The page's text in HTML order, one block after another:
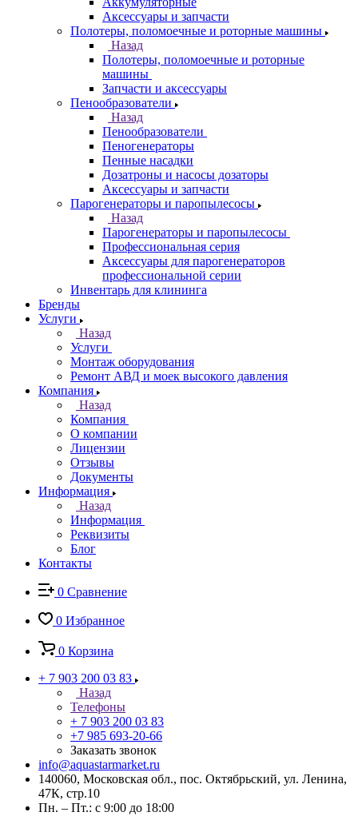
Аксессуары и запчасти
Полотеры, поломоечные и роторные машины
Назад
Полотеры, поломоечные и роторные
машины
Запчасти и аксессуары
Пенообразователи
Назад
Пенообразователи
Пеногенераторы
Пенные насадки
Дозатроны и насосы дозаторы
Аксессуары и запчасти
Парогенераторы и паропылесосы
Назад
Парогенераторы и паропылесосы
Профессиональная серия
Аксессуары для парогенераторов
профессиональной серии
Инвентарь для клининга
Бренды
Услуги
Назад
Услуги
Монтаж оборудования
Ремонт АВД и моек высокого давления
Компания
Назад
Компания
О компании
Лицензии
Отзывы
Документы
Информация
Назад
Информация
Реквизиты
Блог
Контакты
0 Сравнение
0 Избранное
0 Корзина
+ 7 903 200 03 83
Назад
Телефоны
+ 7 903 200 03 83
+7 985 693-20-66
Заказать звонок
info@aquastarmarket.ru
140060, Московская обл., пос. Октябрьский, ул. Ленина,
47К, стр.10
Пн. – Пт.: с 9:00 до 18:00